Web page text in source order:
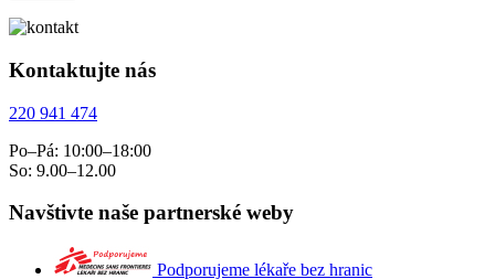
Kontaktujte nás
220 941 474
Po–Pá: 10:00–18:00
So: 9.00–12.00
Navštivte naše partnerské weby
Podporujeme lékaře bez hranic